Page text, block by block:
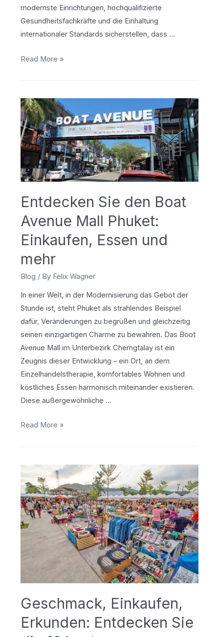
modernste Einrichtungen, hochqualifizierte
Gesundheitsfachkräfte und die Einhaltung
internationaler Standards sicherstellen, dass …
Bestes
Chiang
Rai
–
Überprüfung
2024
Read More »
Entdecken Sie den Boat
Avenue Mall Phuket:
Einkaufen, Essen und
mehr
Blog / By Felix Wagner
In einer Welt, in der Modernisierung das Gebot der
Stunde ist, steht Phuket als strahlendes Beispiel
dafür, Veränderungen zu begrüßen und gleichzeitig
seinen einzigartigen Charme zu bewahren. Das Boot
Avenue Mall im Unterbezirk Cherngtalay ist ein
Zeugnis dieser Entwicklung – ein Ort, an dem
Einzelhandelstherapie, komfortables Wohnen und
köstliches Essen harmonisch miteinander existieren.
Diese außergewöhnliche …
Entdecken
Boat
Avenue
Mall
Phuket:
Einkaufen,
Essen
mehr
Read More »
Geschmack, Einkaufen,
Erkunden: Entdecken Sie